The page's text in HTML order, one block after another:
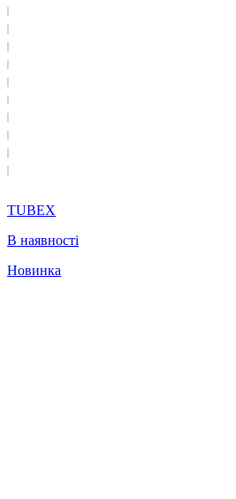
TUBEX
В наявності
Новинка